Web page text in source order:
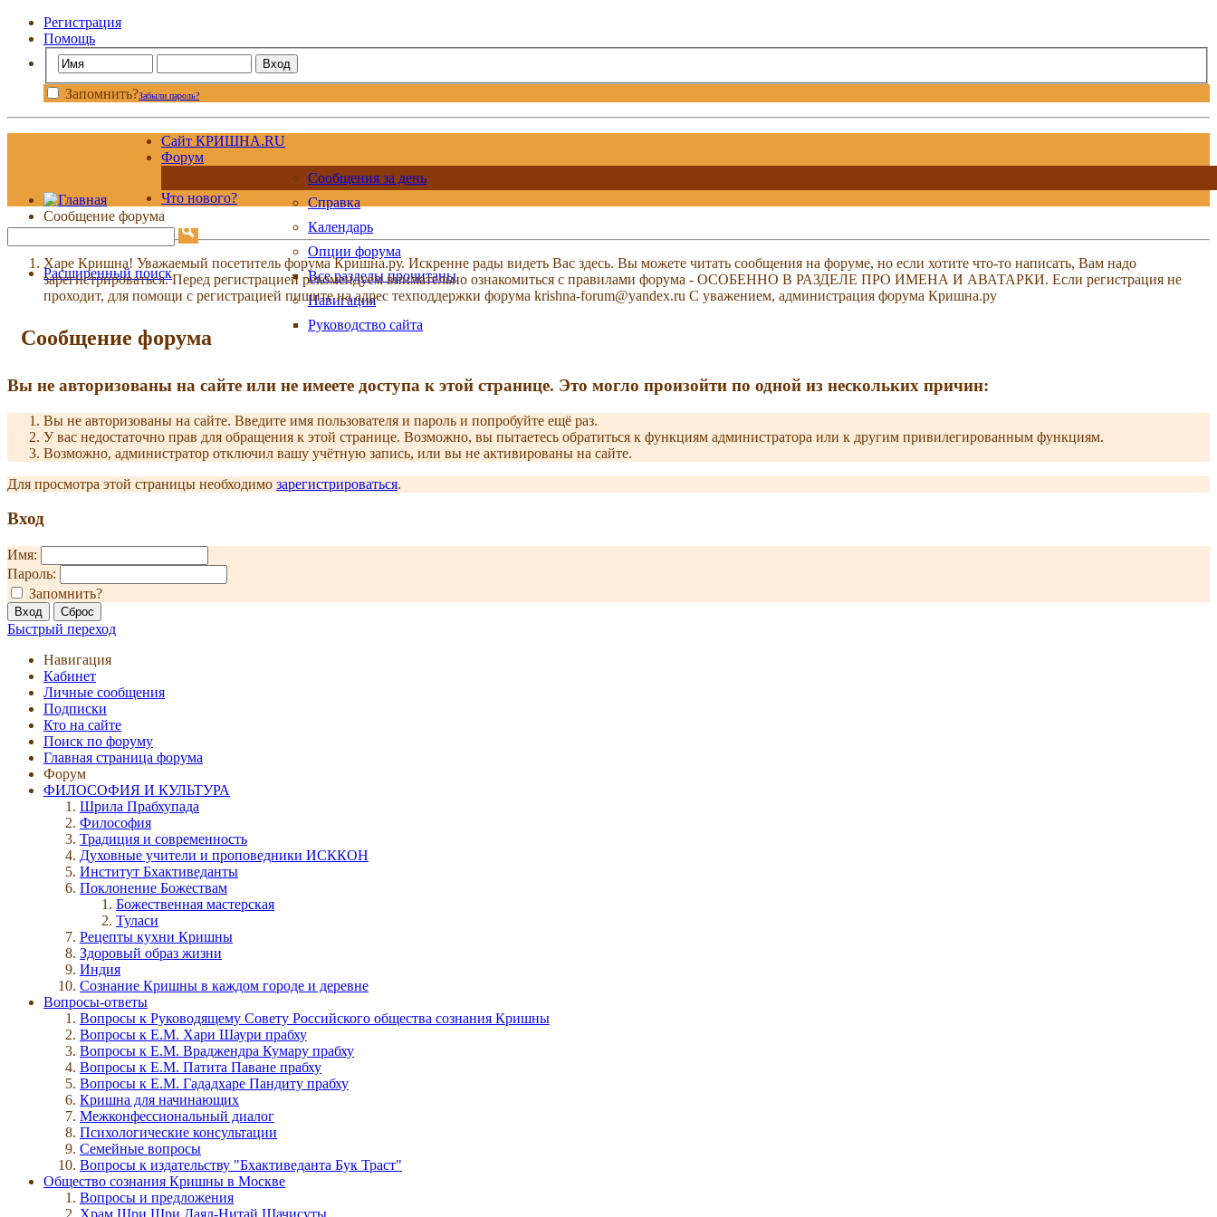
Регистрация
Помощь
Запомнить?Забыли пароль?
Сайт КРИШНА.RU
Форум
Сообщения за день
Справка
Календарь
Опции форума
Все разделы прочитаны
Навигация
Руководство сайта
Что нового?
Расширенный поиск
Сообщение форума
Харе Кришна! Уважаемый посетитель форума Кришна.ру. Искренне рады видеть Вас здесь. Вы можете читать сообщения на форуме, но если хотите что-то написать, Вам надо
зарегистрироваться. Перед регистрацией рекомендуем внимательно ознакомиться с правилами форума - ОСОБЕННО В РАЗДЕЛЕ ПРО ИМЕНА И АВАТАРКИ. Если регистрация не
проходит, для помощи с регистрацией пишите на адрес техподдержки форума krishna-forum@yandex.ru С уважением, администрация форума Кришна.ру
Сообщение форума
Вы не авторизованы на сайте или не имеете доступа к этой странице. Это могло произойти по одной из нескольких причин:
Вы не авторизованы на сайте. Введите имя пользователя и пароль и попробуйте ещё раз.
У вас недостаточно прав для обращения к этой странице. Возможно, вы пытаетесь обратиться к функциям администратора или к другим привилегированным функциям.
Возможно, администратор отключил вашу учётную запись, или вы не активированы на сайте.
Для просмотра этой страницы необходимо зарегистрироваться.
Вход
Имя:
Пароль:
Запомнить?
Быстрый переход
Навигация
Кабинет
Личные сообщения
Подписки
Кто на сайте
Поиск по форуму
Главная страница форума
Форум
ФИЛОСОФИЯ И КУЛЬТУРА
Шрила Прабхупада
Философия
Традиция и современность
Духовные учители и проповедники ИСККОН
Институт Бхактиведанты
Поклонение Божествам
Божественная мастерская
Туласи
Рецепты кухни Кришны
Здоровый образ жизни
Индия
Сознание Кришны в каждом городе и деревне
Вопросы-ответы
Вопросы к Руководящему Совету Российского общества сознания Кришны
Вопросы к Е.М. Хари Шаури прабху
Вопросы к Е.М. Враджендра Кумару прабху
Вопросы к Е.М. Патита Паване прабху
Вопросы к Е.М. Гададхаре Пандиту прабху
Кришна для начинающих
Межконфессиональный диалог
Психологические консультации
Семейные вопросы
Вопросы к издательству "Бхактиведанта Бук Траст"
Общество сознания Кришны в Москве
Вопросы и предложения
Храм Шри Шри Даял-Нитай Шачисуты